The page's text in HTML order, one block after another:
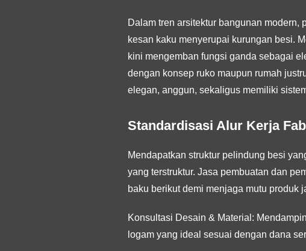
Dalam tren arsitektur bangunan
kesan kaku menyerupai kurungan besi.
kini mengemban fungsi ganda sebagai
dengan konsep ruko maupun rumah
elegan, anggun, sekaligus memiliki
Standardisasi Alur Kerja
Mendapatkan struktur pelindung besi
yang terstruktur. Jasa pembuatan dan
baku berikut demi menjaga mutu produk
Konsultasi Desain & Material:
logam yang ideal sesuai dengan dana